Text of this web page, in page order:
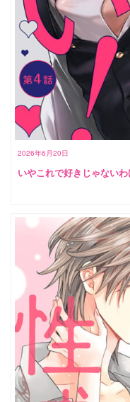
2026年6月20日
いやこれで好きじゃない